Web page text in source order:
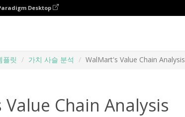
Desktop
플릿 가치 사슬 분석 WalMart's Value Chain Analysis
Chain Analysis